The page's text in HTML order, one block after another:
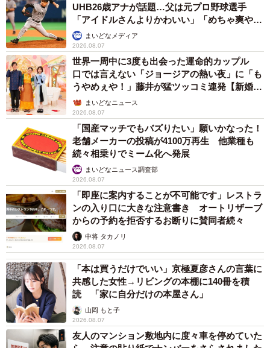
6/6
ハロウィンは坊主頭にぴったりの一休さんに変装！（提供：サンサンフ
ァミリーさん）
UHB26歳アナが話題…父は元プロ野球選手
「アイドルさんよりかわいい」「めちゃ爽や
か」まいどなメディア
2026.08.07
世界一周中に3度も出会った運命的カップル
口では言えない「ジョージアの熱い夜」に「も
うやめぇや！」藤井が猛ツッコミ連発【新婚さ
ん】まいどなニュース
2026.08.07
「国産マッチでもバズりたい」願いかなった！
老舗メーカーの投稿が4100万再生 他業種も
続々相乗りでミーム化へ発展
まいどなニュース調査部
2026.08.07
「即座に案内することが不可能です」レストラ
ンの入り口に大きな注意書き オートリザーブ
からの予約を拒否するお断りに賛同者続々
中将 タカノリ
2026.08.07
「本は買うだけでいい」京極夏彦さんの言葉に
共感した女性→リビングの本棚に140冊を積
読 「家に自分だけの本屋さん」
山岡 もと子
2026.08.07
友人のマンション敷地内に度々車を停めていた